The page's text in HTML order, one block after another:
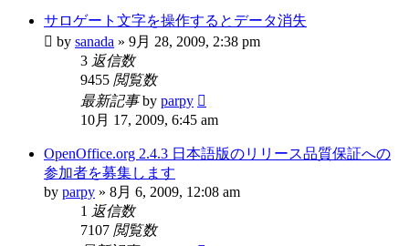
サロゲート文字を操作するとデータ消失
by sanada » 9月 28, 2009, 2:38 pm
3 返信数
9455 閲覧数
最新記事by parpy
10月 17, 2009, 6:45 am
OpenOffice.org 2.4.3 日本語版のリリース品質保証への
参加者を募集します
by parpy » 8月 6, 2009, 12:08 am
1 返信数
7107 閲覧数